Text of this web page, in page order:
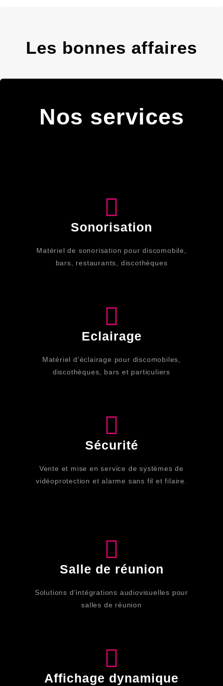
Les bonnes affaires
Nos services
Sonorisation
Matériel de sonorisation pour discomobile,
bars, restaurants, discothèques
Eclairage
Matériel d'éclairage pour discomobiles,
discothèques, bars et particuliers
Sécurité
Vente et mise en service de systèmes de
vidéoprotection et alarme sans fil et filaire.
Salle de réunion
Solutions d'intégrations audiovisuelles pour
salles de réunion
Affichage dynamique